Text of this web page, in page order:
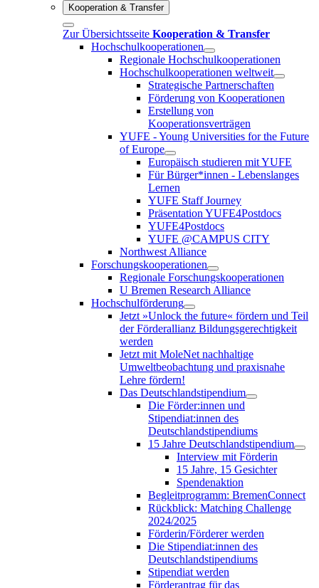
Kooperation & Transfer
Zur Übersichtsseite Kooperation & Transfer
Hochschulkooperationen
Regionale Hochschulkooperationen
Hochschulkooperationen weltweit
Strategische Partnerschaften
Förderung von Kooperationen
Erstellung von
Kooperationsverträgen
YUFE - Young Universities for the Future
of Europe
Europäisch studieren mit YUFE
Für Bürger*innen - Lebenslanges
Lernen
YUFE Staff Journey
Präsentation YUFE4Postdocs
YUFE4Postdocs
YUFE @CAMPUS CITY
Northwest Alliance
Forschungskooperationen
Regionale Forschungskooperationen
U Bremen Research Alliance
Hochschulförderung
Jetzt »Unlock the future« fördern und Teil
der Förderallianz Bildungsgerechtigkeit
werden
Jetzt mit MoleNet nachhaltige
Umweltbeobachtung und praxisnahe
Lehre fördern!
Das Deutschlandstipendium
Die Förder:innen und
Stipendiat:innen des
Deutschlandstipendiums
15 Jahre Deutschlandstipendium
Interview mit Förderin
15 Jahre, 15 Gesichter
Spendenaktion
Begleitprogramm: BremenConnect
Rückblick: Matching Challenge
2024/2025
Förderin/Förderer werden
Die Stipendiat:innen des
Deutschlandstipendiums
Stipendiat werden
Förderantrag für das